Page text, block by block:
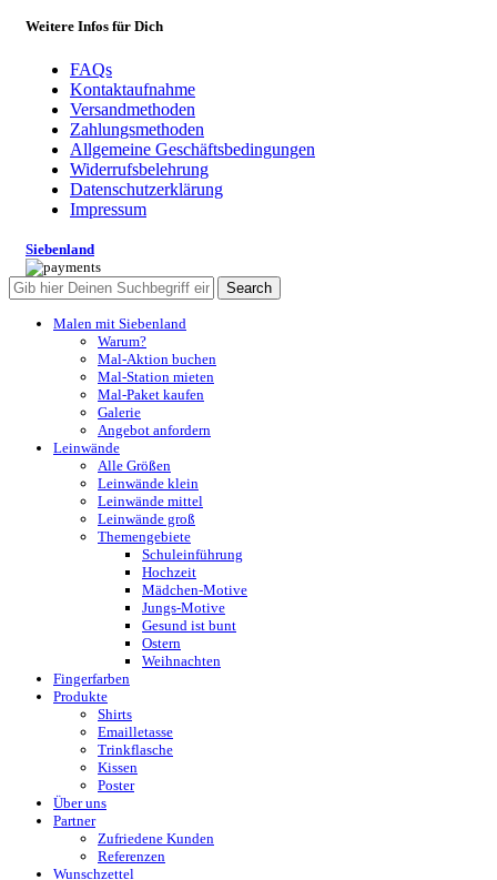
Weitere Infos für Dich
FAQs
Kontaktaufnahme
Versandmethoden
Zahlungsmethoden
Allgemeine Geschäftsbedingungen
Widerrufsbelehrung
Datenschutzerklärung
Impressum
Siebenland
Search
Malen mit Siebenland
Warum?
Mal-Aktion buchen
Mal-Station mieten
Mal-Paket kaufen
Galerie
Angebot anfordern
Leinwände
Alle Größen
Leinwände klein
Leinwände mittel
Leinwände groß
Themengebiete
Schuleinführung
Hochzeit
Mädchen-Motive
Jungs-Motive
Gesund ist bunt
Ostern
Weihnachten
Fingerfarben
Produkte
Shirts
Emailletasse
Trinkflasche
Kissen
Poster
Über uns
Partner
Zufriedene Kunden
Referenzen
Wunschzettel